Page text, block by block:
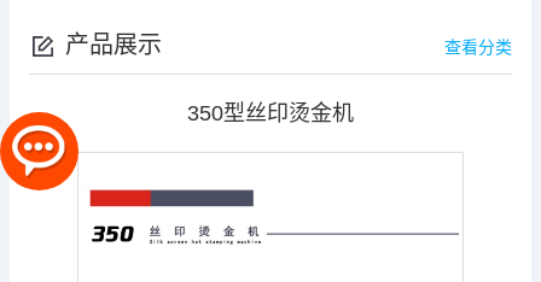
产品展示 查看分类
350型丝印烫金机